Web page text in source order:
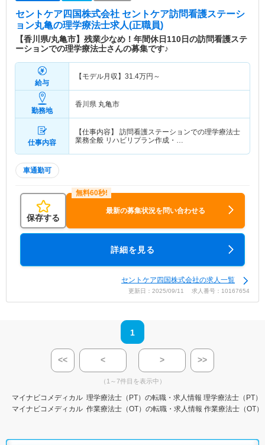
セントケア四国株式会社 セントケア訪問看護ステーシ
ョン丸亀の理学療法士求人(正職員)
【香川県/丸亀市】残業少なめ！年間休日110日の訪問看護ステ
ーションでの理学療法士さんの募集です♪
給与
【モデル月収】 31.4万円～
勤務地
香川県 丸亀市
仕事内容
【仕事内容】 訪問看護ステーションでの理学療法士
業務全般 リハビリプラン作成・…
車通勤可
保存する
最新の募集状況を問い合わせる
詳細を見る
セントケア四国株式会社の求人一覧
更新日：2025/09/11 求人番号：10167654
1
<< < > >>
（1～7件目を表示中）
マイナビコメディカル 理学療法士（PT）の転職・求人情報 理学療法士（PT）
マイナビコメディカル 作業療法士（OT）の転職・求人情報 作業療法士（OT